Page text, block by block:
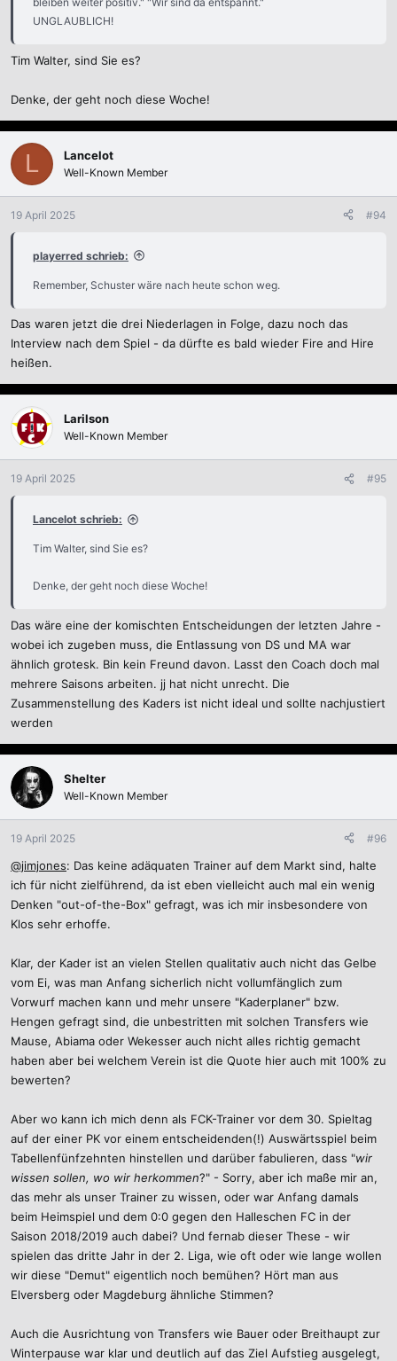
UNGLAUBLICH!
Tim Walter, sind Sie es?
Denke, der geht noch diese Woche!
L Lancelot
Well-Known Member
19 April 2025 #94
playerred schrieb:
Remember, Schuster wäre nach heute schon weg.
Das waren jetzt die drei Niederlagen in Folge, dazu noch das
Interview nach dem Spiel - da dürfte es bald wieder Fire and Hire
heißen.
Larilson
Well-Known Member
19 April 2025 #95
Lancelot schrieb:
Tim Walter, sind Sie es?
Denke, der geht noch diese Woche!
Das wäre eine der komischten Entscheidungen der letzten Jahre -
wobei ich zugeben muss, die Entlassung von DS und MA war
ähnlich grotesk. Bin kein Freund davon. Lasst den Coach doch mal
mehrere Saisons arbeiten. jj hat nicht unrecht. Die
Zusammenstellung des Kaders ist nicht ideal und sollte nachjustiert
werden
Shelter
Well-Known Member
19 April 2025 #96
@jimjones: Das keine adäquaten Trainer auf dem Markt sind, halte
ich für nicht zielführend, da ist eben vielleicht auch mal ein wenig
Denken "out-of-the-Box" gefragt, was ich mir insbesondere von
Klos sehr erhoffe.
Klar, der Kader ist an vielen Stellen qualitativ auch nicht das Gelbe
vom Ei, was man Anfang sicherlich nicht vollumfänglich zum
Vorwurf machen kann und mehr unsere "Kaderplaner" bzw.
Hengen gefragt sind, die unbestritten mit solchen Transfers wie
Mause, Abiama oder Wekesser auch nicht alles richtig gemacht
haben aber bei welchem Verein ist die Quote hier auch mit 100% zu
bewerten?
Aber wo kann ich mich denn als FCK-Trainer vor dem 30. Spieltag
auf der einer PK vor einem entscheidenden(!) Auswärtsspiel beim
Tabellenfünfzehnten hinstellen und darüber fabulieren, dass "wir
wissen sollen, wo wir herkommen?" - Sorry, aber ich maße mir an,
das mehr als unser Trainer zu wissen, oder war Anfang damals
beim Heimspiel und dem 0:0 gegen den Halleschen FC in der
Saison 2018/2019 auch dabei? Und fernab dieser These - wir
spielen das dritte Jahr in der 2. Liga, wie oft oder wie lange wollen
wir diese "Demut" eigentlich noch bemühen? Hört man aus
Elversberg oder Magdeburg ähnliche Stimmen?
Auch die Ausrichtung von Transfers wie Bauer oder Breithaupt zur
Winterpause war klar und deutlich auf das Ziel Aufstieg ausgelegt,